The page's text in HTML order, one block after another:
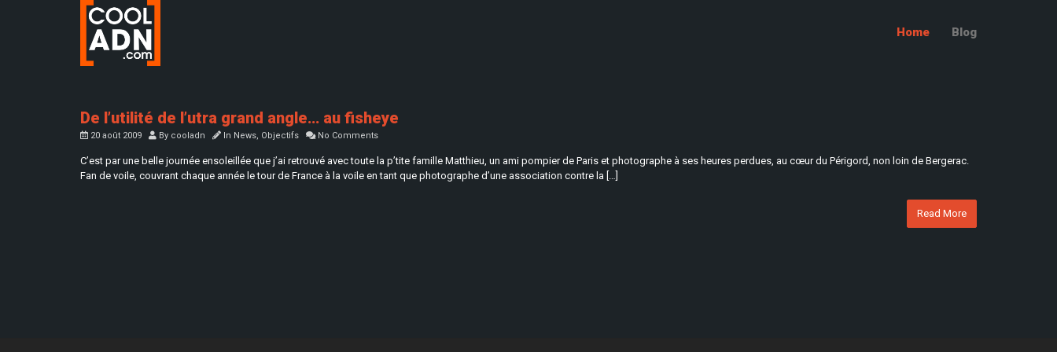
Home Blog
De l’utilité de l’utra grand angle… au fisheye
20 août 2009 By cooladn In News, Objectifs No Comments
C’est par une belle journée ensoleillée que j’ai retrouvé avec toute la p’tite famille Matthieu, un ami pompier de Paris et photographe à ses heures perdues, au cœur du Périgord, non loin de Bergerac.
Fan de voile, couvrant chaque année le tour de France à la voile en tant que photographe d’une association contre la […]
Read More